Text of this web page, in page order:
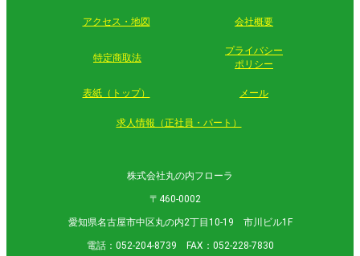
アクセス・地図 会社概要
特定商取法
プライバシー
ポリシー
表紙（トップ） メール
求人情報（正社員・パート）
株式会社丸の内フローラ
〒460-0002
愛知県名古屋市中区丸の内2丁目10-19 市川ビル1F
電話：052-204-8739 FAX：052-228-7830